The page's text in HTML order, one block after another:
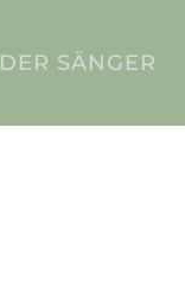
DER SÄNGER